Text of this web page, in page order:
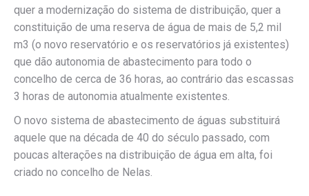
quer a modernização do sistema de distribuição, quer a
constituição de uma reserva de água de mais de 5,2 mil
m3 (o novo reservatório e os reservatórios já existentes)
que dão autonomia de abastecimento para todo o
concelho de cerca de 36 horas, ao contrário das escassas
3 horas de autonomia atualmente existentes.
O novo sistema de abastecimento de águas substituirá
aquele que na década de 40 do século passado, com
poucas alterações na distribuição de água em alta, foi
criado no concelho de Nelas.